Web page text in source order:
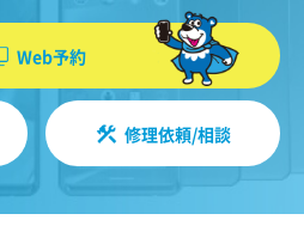
Web予約
修理依頼/相談